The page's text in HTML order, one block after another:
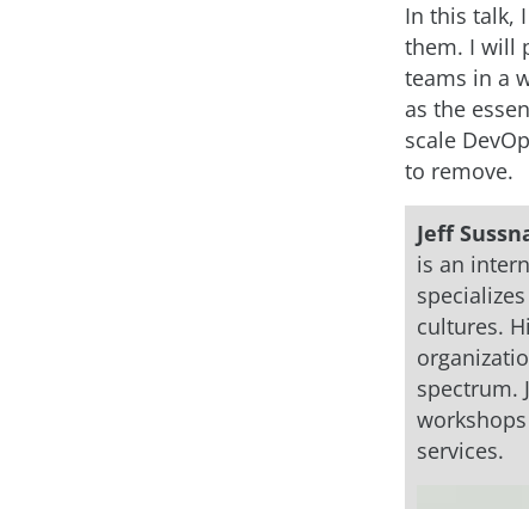
In this talk,
them. I will
teams in a
as the
scale
to remove.
Jeff
is an
cultures.
spectrum.
services.